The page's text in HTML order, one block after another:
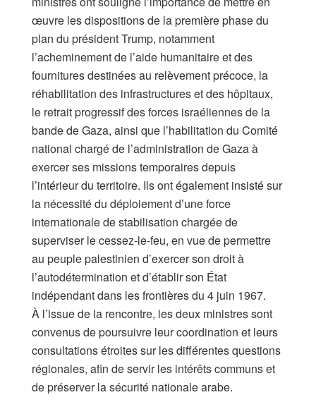
œuvre les dispositions de la première phase du
plan du président Trump, notamment
l’acheminement de l’aide humanitaire et des
fournitures destinées au relèvement précoce, la
réhabilitation des infrastructures et des hôpitaux,
le retrait progressif des forces israéliennes de la
bande de Gaza, ainsi que l’habilitation du Comité
national chargé de l’administration de Gaza à
exercer ses missions temporaires depuis
l’intérieur du territoire. Ils ont également insisté sur
la nécessité du déploiement d’une force
internationale de stabilisation chargée de
superviser le cessez-le-feu, en vue de permettre
au peuple palestinien d’exercer son droit à
l’autodétermination et d’établir son État
indépendant dans les frontières du 4 juin 1967.
À l’issue de la rencontre, les deux ministres sont
convenus de poursuivre leur coordination et leurs
consultations étroites sur les différentes questions
régionales, afin de servir les intérêts communs et
de préserver la sécurité nationale arabe.